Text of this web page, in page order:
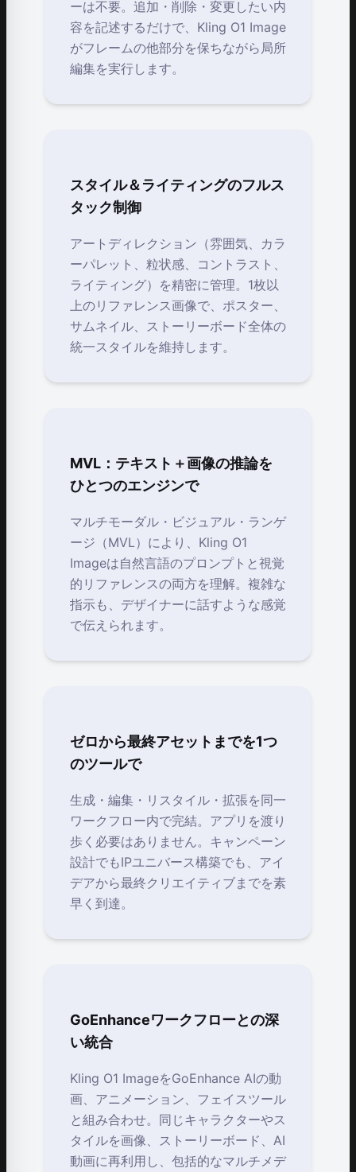
ーは不要。追加・削除・変更したい内
容を記述するだけで、Kling O1 Image
がフレームの他部分を保ちながら局所
編集を実行します。
スタイル＆ライティングのフルス
タック制御
アートディレクション（雰囲気、カラ
ーパレット、粒状感、コントラスト、
ライティング）を精密に管理。1枚以
上のリファレンス画像で、ポスター、
サムネイル、ストーリーボード全体の
統一スタイルを維持します。
MVL：テキスト＋画像の推論を
ひとつのエンジンで
マルチモーダル・ビジュアル・ランゲ
ージ（MVL）により、Kling O1
Imageは自然言語のプロンプトと視覚
的リファレンスの両方を理解。複雑な
指示も、デザイナーに話すような感覚
で伝えられます。
ゼロから最終アセットまでを1つ
のツールで
生成・編集・リスタイル・拡張を同一
ワークフロー内で完結。アプリを渡り
歩く必要はありません。キャンペーン
設計でもIPユニバース構築でも、アイ
デアから最終クリエイティブまでを素
早く到達。
GoEnhanceワークフローとの深
い統合
Kling O1 ImageをGoEnhance AIの動
画、アニメーション、フェイスツール
と組み合わせ。同じキャラクターやス
タイルを画像、ストーリーボード、AI
動画に再利用し、包括的なマルチメデ